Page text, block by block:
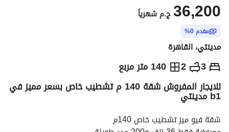
ج.م36,200 شهرياً
مقدم 0%
مدينتي، القاهرة
3
2 140 متر مربع ج.م 36,200شهرياً
الاماكن القريبة للايجار المفروش شقة 140 م تشطيب خاص بسعر مميز في
b1 مدينتي
شقة فيو ميز تشطيب خاص 140م